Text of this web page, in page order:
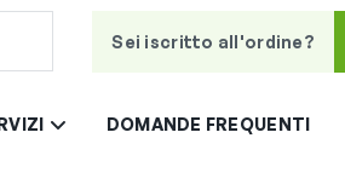
Sei iscritto all'ordine?
DOMANDE FREQUENTI